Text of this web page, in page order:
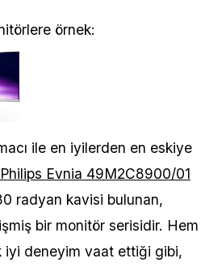
örnek:
ile en iyilerden en eskiye
Philips Evnia 49M2C8900/01
radyan kavisi bulunan,
bir monitör serisidir. Hem
iyi deneyim vaat ettiği gibi,